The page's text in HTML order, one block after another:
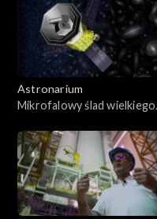
Astronarium
Mikrofalowy ślad wielkiego